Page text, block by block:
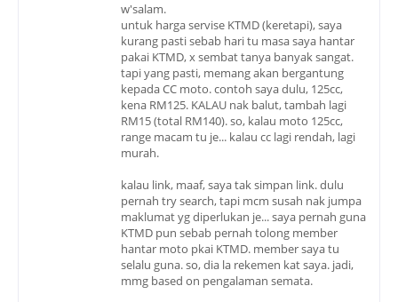
w'salam.
untuk harga servise KTMD (keretapi), saya
kurang pasti sebab hari tu masa saya hantar
pakai KTMD, x sembat tanya banyak sangat.
tapi yang pasti, memang akan bergantung
kepada CC moto. contoh saya dulu, 125cc,
kena RM125. KALAU nak balut, tambah lagi
RM15 (total RM140). so, kalau moto 125cc,
range macam tu je... kalau cc lagi rendah, lagi
murah.
kalau link, maaf, saya tak simpan link. dulu
pernah try search, tapi mcm susah nak jumpa
maklumat yg diperlukan je... saya pernah guna
KTMD pun sebab pernah tolong member
hantar moto pkai KTMD. member saya tu
selalu guna. so, dia la rekemen kat saya. jadi,
mmg based on pengalaman semata.